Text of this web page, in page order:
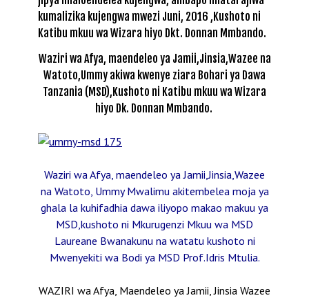
Waziri wa Afya, maendeleo ya Jamii,Jinsia,Wazee na
Watoto,Ummy akiwa kwenye ziara Bohari ya Dawa
Tanzania (MSD),Kushoto ni Katibu mkuu wa Wizara
hiyo Dk. Donnan Mmbando.
Waziri wa Afya, maendeleo ya Jamii,Jinsia,Wazee
na Watoto, Ummy Mwalimu akitembelea moja ya
ghala la kuhifadhia dawa iliyopo makao makuu ya
MSD,kushoto ni Mkurugenzi Mkuu wa MSD
Laureane Bwanakunu na watatu kushoto ni
Mwenyekiti wa Bodi ya MSD Prof.Idris Mtulia.
WAZIRI wa Afya, Maendeleo ya Jamii, Jinsia Wazee